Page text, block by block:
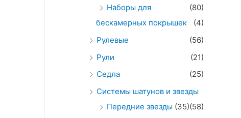
(80)
Наборы для
бескамерных покрышек
(4)
Рулевые
(56)
Рули
(21)
Седла
(25)
Системы шатунов и звезды
(58)
Передние звезды (35)